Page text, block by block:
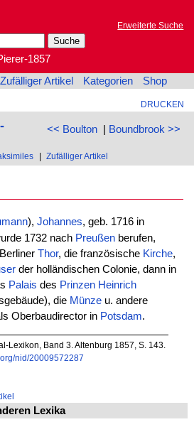
Erweiterte Suche
1857
Zufälliger Artikel Kategorien Shop
DRUCKEN
<< Boulton| Boundbrook >>
Zufälliger Artikel
), Johannes, geb. 1716 in
1732 nach Preußenberufen,
Thor, die französische Kirche,
der holländischen Colonie, dann in
Palais des Prinzen Heinrich
die Münzeu. andere
Oberbaudirector in Potsdam.
Lexikon, Band 3. Altenburg 1857, S. 143.
nid/20009572287
Lexika